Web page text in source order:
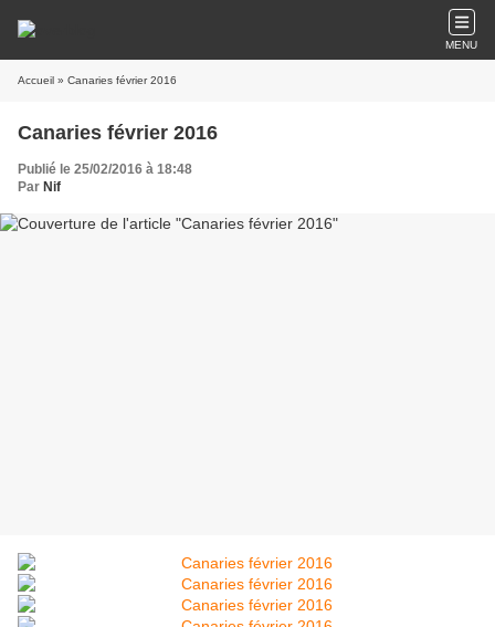
MENU
Accueil » Canaries février 2016
Canaries février 2016
Publié le 25/02/2016 à 18:48
Par Nif